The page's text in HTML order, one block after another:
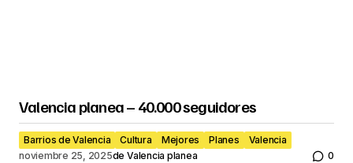
Valencia planea – 40.000 seguidores
Barrios de Valencia Cultura Mejores Planes
Valencia
noviembre 25, 2025de Valencia planea 0